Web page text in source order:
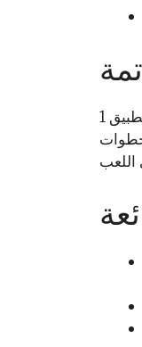
في النهاية، يعتمد اختيارك لتحميل تطبيق 1xbet على النظام التشغيلي الذي تستخدمه واحتياجاتك الشخصية.